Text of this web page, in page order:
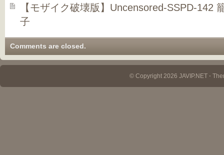
【モザイク破壊版】Uncensored-SSPD-142
子
Comments are closed.
© Copyright 2026 JAVIP.NET ⋅